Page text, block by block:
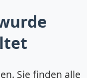
Sie finden alle